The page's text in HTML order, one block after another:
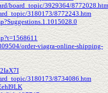
board_topic/3929364/8772028.htm
3180173/8772243.htm
order-viagra-online-shipping-
3180173/8734086.htm